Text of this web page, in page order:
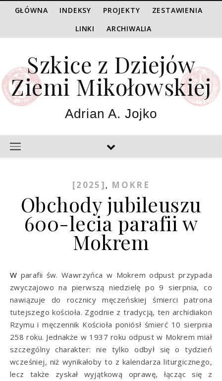
GŁÓWNA INDEKSY PROJEKTY
ZESTAWIENIA
LINKI
ARCHIWALIA
Szkice z Dziejów
Ziemi Mikołowskiej
Adrian A. Jojko
[2025] , MOKRE
Obchody jubileuszu
600-lecia parafii w
Mokrem
W parafii św. Wawrzyńca w Mokrem odpust przypada
zwyczajowo na pierwszą niedzielę po 9 sierpnia, co
nawiązuje do rocznicy męczeńskiej śmierci patrona
tutejszego kościoła. Zgodnie z tradycją, ten archidiakon
Rzymu i męczennik Kościoła poniósł śmierć 10 sierpnia
258 roku. Jednakże w 1937 roku odpust w Mokrem miał
szczególny charakter: nie tylko odbył się o tydzień
wcześniej, niż wynikałoby to z kalendarza liturgicznego,
lecz także zyskał wyjątkową oprawę, łącząc się z